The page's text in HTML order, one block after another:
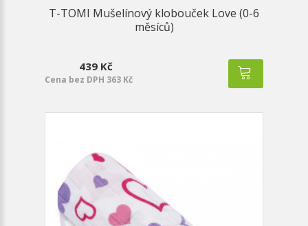
T-TOMI Mušelínový klobouček Love (0-6
měsíců)
439 Kč
Cena bez DPH 363 Kč